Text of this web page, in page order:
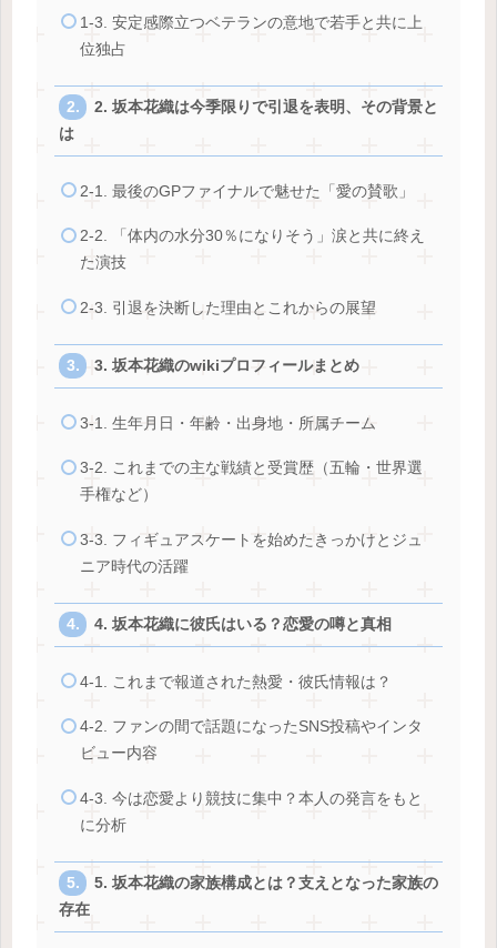
1-3. 安定感際立つベテランの意地で若手と共に上
位独占
2. 坂本花織は今季限りで引退を表明、その背景と
は
2-1. 最後のGPファイナルで魅せた「愛の賛歌」
2-2. 「体内の水分30％になりそう」涙と共に終え
た演技
2-3. 引退を決断した理由とこれからの展望
3. 坂本花織のwikiプロフィールまとめ
3-1. 生年月日・年齢・出身地・所属チーム
3-2. これまでの主な戦績と受賞歴（五輪・世界選
手権など）
3-3. フィギュアスケートを始めたきっかけとジュ
ニア時代の活躍
4. 坂本花織に彼氏はいる？恋愛の噂と真相
4-1. これまで報道された熱愛・彼氏情報は？
4-2. ファンの間で話題になったSNS投稿やインタ
ビュー内容
4-3. 今は恋愛より競技に集中？本人の発言をもと
に分析
5. 坂本花織の家族構成とは？支えとなった家族の
存在